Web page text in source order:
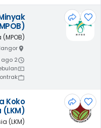
2 months ago
Koko
(LKM)
(LKM)